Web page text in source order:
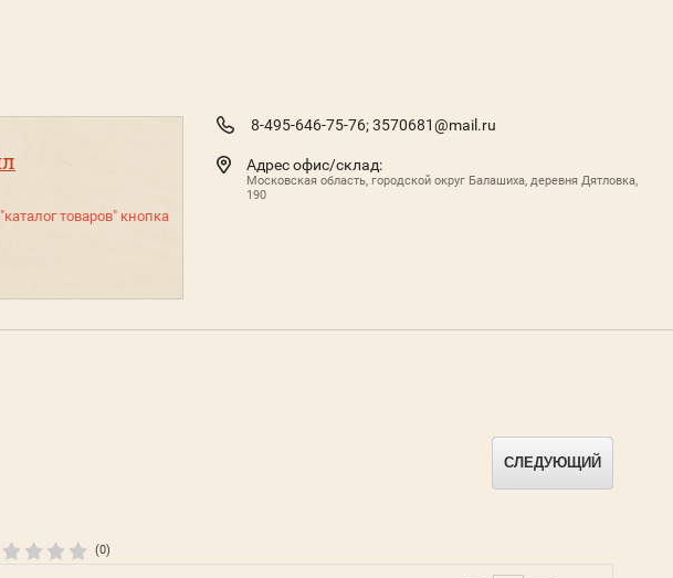
товаров" кнопка
8-495-646-75-76; 3570681@mail.ru
Адрес офис/склад:
Московская область, городской округ Балашиха, деревня Дятловка,
190
СЛЕДУЮЩИЙ
(0)